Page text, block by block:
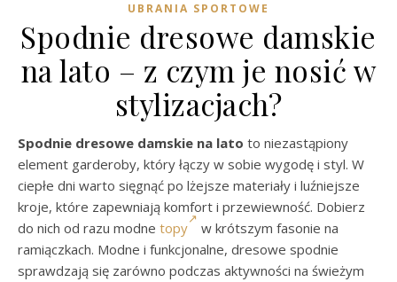
UBRANIA SPORTOWE
Spodnie dresowe damskie
na lato – z czym je nosić w
stylizacjach?
Spodnie dresowe damskie na lato to niezastąpiony
element garderoby, który łączy w sobie wygodę i styl. W
ciepłe dni warto sięgnąć po lżejsze materiały i luźniejsze
kroje, które zapewniają komfort i przewiewność. Dobierz
do nich od razu modne topy
w krótszym fasonie na
ramiączkach. Modne i funkcjonalne, dresowe spodnie
sprawdzają się zarówno podczas aktywności na świeżym